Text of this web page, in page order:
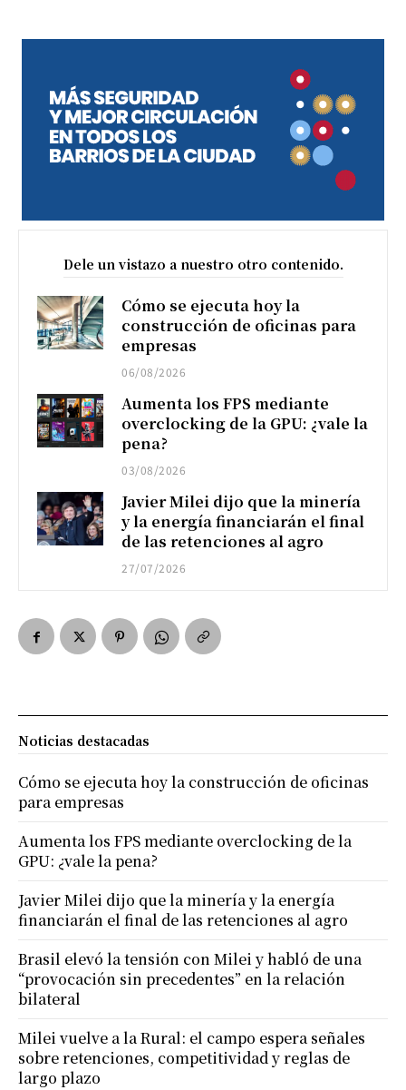
Dele un vistazo a nuestro otro contenido.
Cómo se ejecuta hoy la
construcción de oficinas para
empresas
06/08/2026
Aumenta los FPS mediante
overclocking de la GPU: ¿vale la
pena?
03/08/2026
Javier Milei dijo que la minería
y la energía financiarán el final
de las retenciones al agro
27/07/2026
Noticias destacadas
Cómo se ejecuta hoy la construcción de oficinas
para empresas
Aumenta los FPS mediante overclocking de la
GPU: ¿vale la pena?
Javier Milei dijo que la minería y la energía
financiarán el final de las retenciones al agro
Brasil elevó la tensión con Milei y habló de una
“provocación sin precedentes” en la relación
bilateral
Milei vuelve a la Rural: el campo espera señales
sobre retenciones, competitividad y reglas de
largo plazo